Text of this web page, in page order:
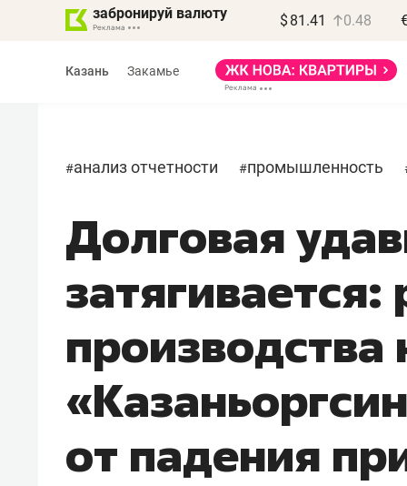
забронируй валюту $ 81.41 0.48
Казань Закамье
#анализ отчетности #промышленность
Долговая
производства
от падения
Василь Мазитов
МАРТ
«Не зная местных
потерять минимум
полгода»
Как бизнесу выйти на зарубежные
рынки, почему надо знать